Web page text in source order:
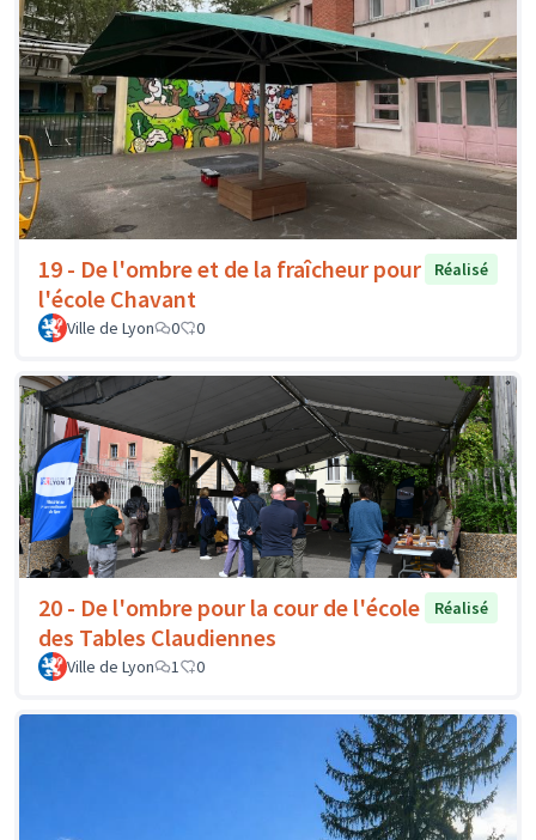
19 - De l'ombre et de la fraîcheur pour
l'école Chavant
Réalisé
Ville de Lyon 0 0
20 - De l'ombre pour la cour de l'école
des Tables Claudiennes
Réalisé
Ville de Lyon 1 0